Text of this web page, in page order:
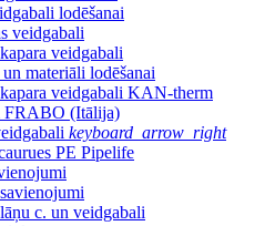
lodēšanai
veidgabali
veidgabali
materiāli lodēšanai
veidgabali KAN-therm
FRABO (Itālija)
keyboard_arrow_right
PE Pipelife
c. un veidgabali